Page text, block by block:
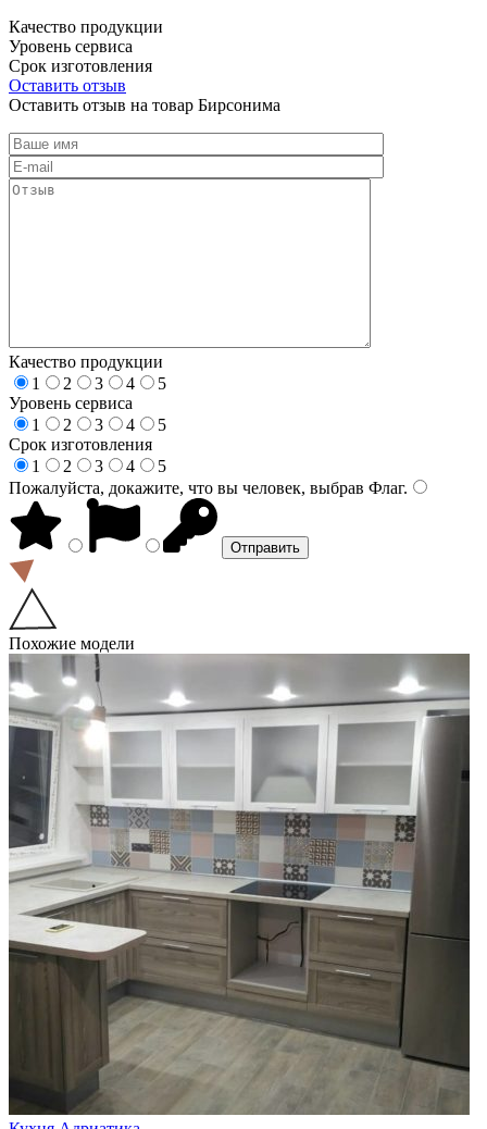
Качество продукции
Уровень сервиса
Срок изготовления
Оставить отзыв
Оставить отзыв на товар Бирсонима
Качество продукции
1
2 3 4
5
Уровень сервиса
1
2 3 4
5
Срок изготовления
1
2 3 4
5
Пожалуйста, докажите, что вы человек, выбрав Флаг.
Похожие модели